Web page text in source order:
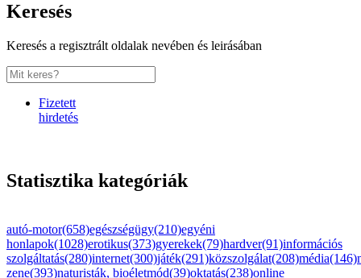
Keresés
Keresés a regisztrált oldalak nevében és leirásában
Fizetett
hirdetés
Statisztika kategóriák
autó-motor(658)egészségügy(210)egyéni
honlapok(1028)erotikus(373)gyerekek(79)hardver(91)információs
szolgáltatás(280)internet(300)játék(291)közszolgálat(208)média(146)
zene(393)naturisták, bioéletmód(39)oktatás(238)online